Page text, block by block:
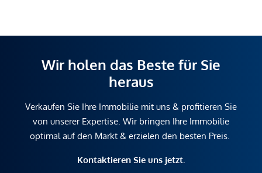
Wir holen das Beste für Sie
heraus
Verkaufen Sie Ihre Immobilie mit uns & profitieren Sie
von unserer Expertise. Wir bringen Ihre Immobilie
optimal auf den Markt & erzielen den besten Preis.
Kontaktieren Sie uns jetzt.